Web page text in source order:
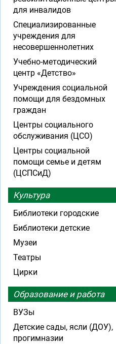
для инвалидов
Специализированные
учреждения для
несовершеннолетних
Учебно-методический
центр «Детство»
Учреждения социальной
помощи для бездомных
граждан
Центры социального
обслуживания (ЦСО)
Центры социальной
помощи семье и детям
(ЦСПСиД)
Культура
Библиотеки городские
Библиотеки детские
Музеи
Театры
Цирки
Образование и работа
ВУЗы
Детские сады, ясли (ДОУ),
прогимназии